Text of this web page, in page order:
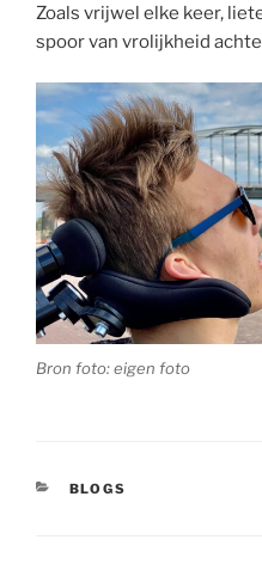
Zoals vrijwel elke keer,
spoor van vrolijkheid
Bron foto: eigen foto
CATEGORIEËN
BLOGS